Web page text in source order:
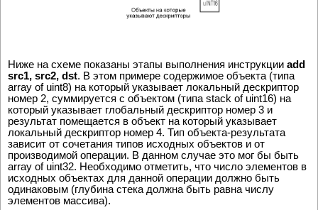
Ниже на схеме показаны этапы выполнения инструкции add
src1, src2, dst. В этом примере содержимое объекта (типа
array of uint8) на который указывает локальный дескриптор
номер 2, суммируется с объектом (типа stack of uint16) на
который указывает глобальный дескриптор номер 3 и
результат помещается в объект на который указывает
локальный дескриптор номер 4. Тип объекта-результата
зависит от сочетания типов исходных объектов и от
производимой операции. В данном случае это мог бы быть
array of uint32. Необходимо отметить, что число элементов в
исходных объектах для данной операции должно быть
одинаковым (глубина стека должна быть равна числу
элементов массива).